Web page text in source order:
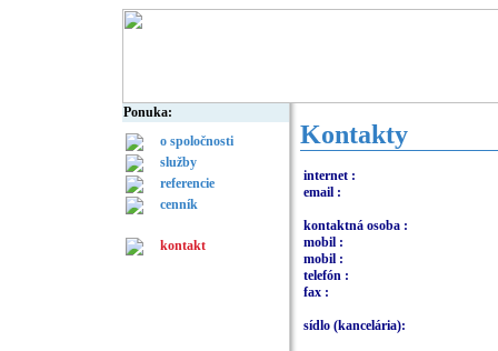
Ponuka:
o spoločnosti
služby
referencie
cenník
kontakt
Kontakty
internet :
email :
kontaktná osoba :
mobil :
mobil :
telefón :
fax :
sídlo (kancelária):